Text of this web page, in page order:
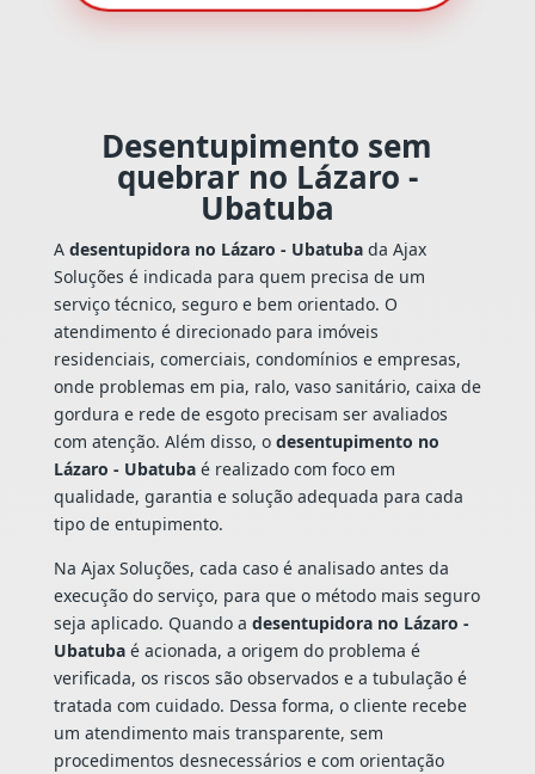
Desentupimento sem
quebrar no Lázaro -
Ubatuba
A desentupidora no Lázaro - Ubatubada Ajax
Soluções é indicada para quem precisa de um
serviço técnico, seguro e bem orientado. O
atendimento é direcionado para imóveis
residenciais, comerciais, condomínios e empresas,
onde problemas em pia, ralo, vaso sanitário, caixa de
gordura e rede de esgoto precisam ser avaliados
com atenção. Além disso, o desentupimento no
Lázaro - Ubatubaé realizado com foco em
qualidade, garantia e solução adequada para cada
tipo de entupimento.
Na Ajax Soluções, cada caso é analisado antes da
execução do serviço, para que o método mais seguro
seja aplicado. Quando a desentupidora no Lázaro -
Ubatubaé acionada, a origem do problema é
verificada, os riscos são observados e a tubulação é
tratada com cuidado. Dessa forma, o cliente recebe
um atendimento mais transparente, sem
procedimentos desnecessários e com orientação